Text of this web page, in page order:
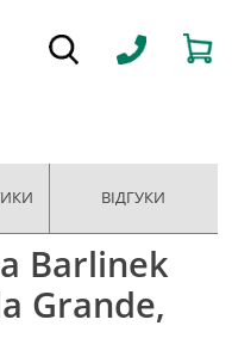
ВІДГУКИ
Barlinek
Grande,